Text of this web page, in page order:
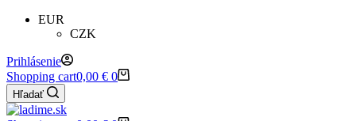
EUR
CZK
Prihlásenie
Shopping cart0,00 € 0
Hľadať